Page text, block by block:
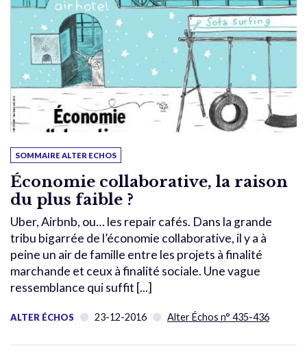
SOMMAIRE ALTER ECHOS
Économie collaborative, la raison
du plus faible ?
Uber, Airbnb, ou… les repair cafés. Dans la grande
tribu bigarrée de l’économie collaborative, il y a à
peine un air de famille entre les projets à finalité
marchande et ceux à finalité sociale. Une vague
ressemblance qui suffit [...]
ALTER ÉCHOS 23-12-2016 Alter Échos n° 435-436